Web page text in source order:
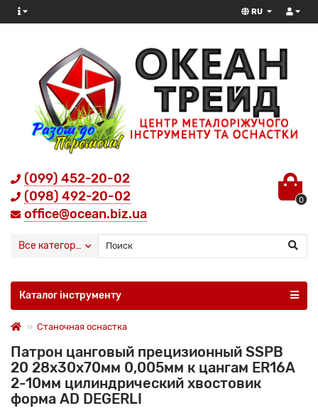
RU
(099) 452-20-02
(098) 492-20-02
office@ocean.biz.ua
0
Все категории
Каталог інструменту
Станочная оснастка
Патрон цанговый прецизионный SSPB
20 28x30x70мм 0,005мм к цангам ER16A
2-10мм цилиндрический хвостовик
форма AD DEGERLI